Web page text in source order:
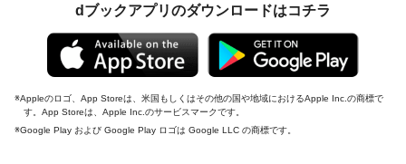
dブックアプリのダウンロードはコチラ
Appleのロゴ、App Storeは、米国もしくはその他の国や地域におけるApple Inc.の商標で
す。App Storeは、Apple Inc.のサービスマークです。
Google Play および Google Play ロゴは Google LLC の商標です。